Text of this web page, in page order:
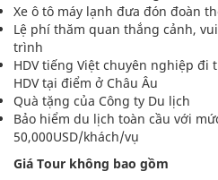
Xe ô tô máy lạnh đưa đón đoàn
Lệ phí thăm quan thắng cảnh,
trình
HDV tiếng Việt chuyên nghiệp đi
HDV tại điểm ở Châu Âu
Quà tặng của Công ty Du lịch
Bảo hiểm du lịch toàn cầu với
50,000USD/khách/vụ
Giá Tour không bao gồm